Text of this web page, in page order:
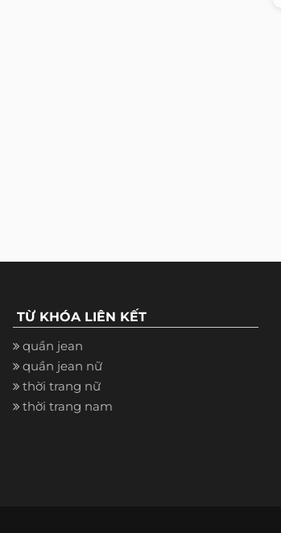
TỪ KHÓA LIÊN KẾT
quần jean
quần jean nữ
thời trang nữ
thời trang nam